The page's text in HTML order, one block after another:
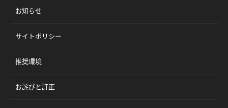
お知らせ
サイトポリシー
推奨環境
お詫びと訂正